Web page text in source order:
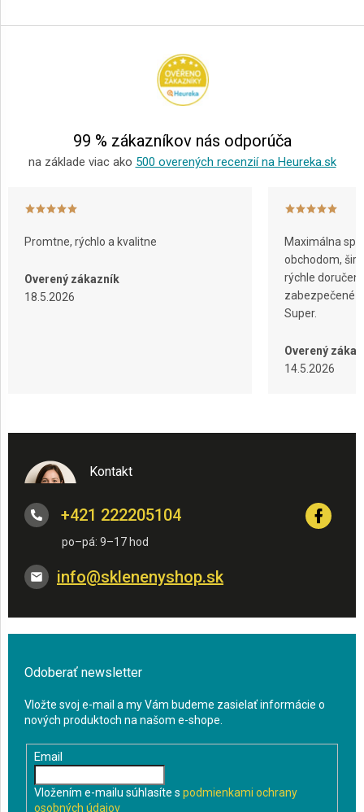
á
99 % zákazníkov nás odporúča
na základe viac ako 500 overených recenzií na Heureka.sk
Promtne, rýchlo a kvalitne
Overený zákazník
18.5.2026
Maximálna
obchodom,
rýchle
zabezpečené
Super.
Overený
14.5.2026
Kontakt
info@sklenenyshop.sk
+421 222205104
Odoberať newsletter
Vložte svoj e-mail a my Vám budeme zasielať informácie o
nových produktoch na našom e-shope.
Email
Vložením e-mailu súhlasíte s podmienkami ochrany
osobných údajov